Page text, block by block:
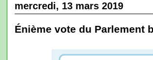
mercredi, 13 mars 2019
Énième vote du Parlement